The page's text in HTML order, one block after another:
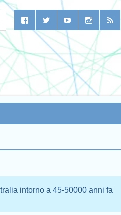
intorno a 45-50000 anni fa